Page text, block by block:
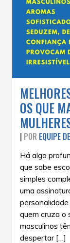
OS QUE
| POR EQUIPE
Há algo
que sabe
simples
uma
quem cruza o
masculinos
despertar […]